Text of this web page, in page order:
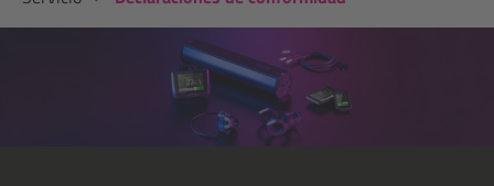
Omitir galería de imágenes